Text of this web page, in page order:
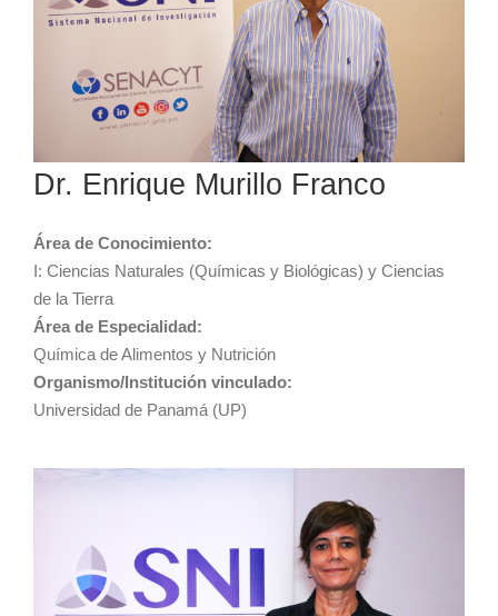
Dr. Enrique Murillo Franco
Área de Conocimiento:
I: Ciencias Naturales (Químicas y Biológicas) y Ciencias
de la Tierra
Área de Especialidad:
Química de Alimentos y Nutrición
Organismo/Institución vinculado:
Universidad de Panamá (UP)